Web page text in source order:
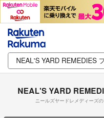
NEAL'S YARD
ニールズヤードレメディーズ